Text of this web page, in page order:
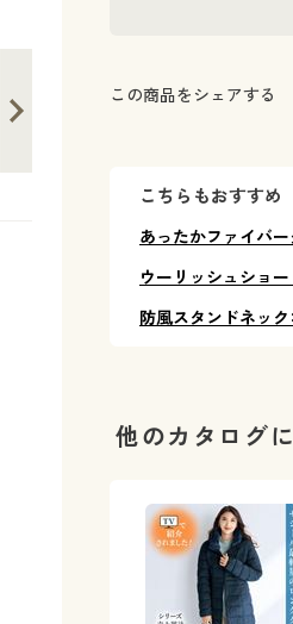
この商品をシェアする
こちらもおすすめ
あったかファイバ
ウーリッシュショ
防風スタンドネッ
他のカタログ